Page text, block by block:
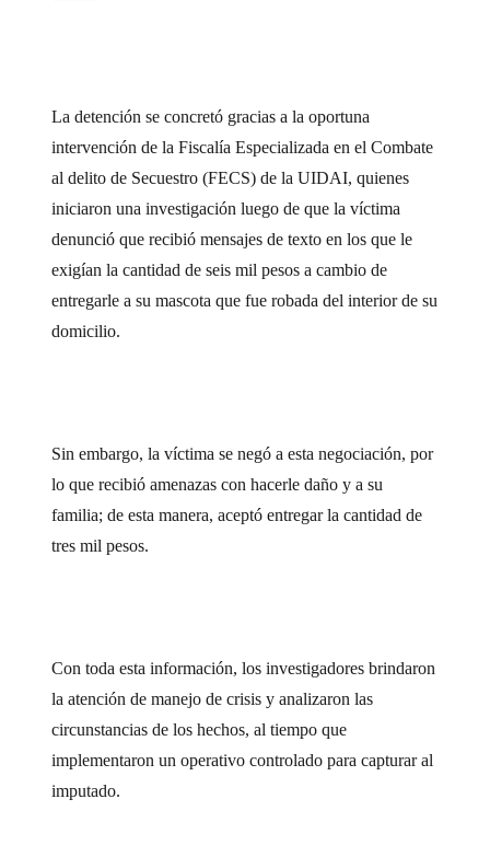
La detención se concretó gracias a la oportuna
intervención de la Fiscalía Especializada en el Combate
al delito de Secuestro (FECS) de la UIDAI, quienes
iniciaron una investigación luego de que la víctima
denunció que recibió mensajes de texto en los que le
exigían la cantidad de seis mil pesos a cambio de
entregarle a su mascota que fue robada del interior de su
domicilio.
Sin embargo, la víctima se negó a esta negociación, por
lo que recibió amenazas con hacerle daño y a su
familia; de esta manera, aceptó entregar la cantidad de
tres mil pesos.
Con toda esta información, los investigadores brindaron
la atención de manejo de crisis y analizaron las
circunstancias de los hechos, al tiempo que
implementaron un operativo controlado para capturar al
imputado.